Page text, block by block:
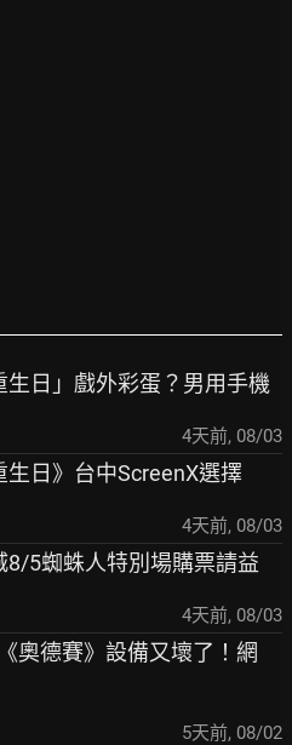
生日」戲外彩蛋？男用手機
4天前, 08/03
生日》台中ScreenX選擇
4天前, 08/03
8/5蜘蛛人特別場購票請益
4天前, 08/03
奧德賽》設備又壞了！網
5天前, 08/02